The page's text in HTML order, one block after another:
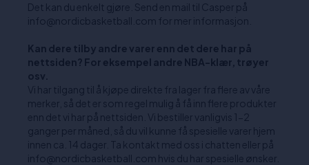
Det kan du enkelt gjøre. Send en mail til Casper på
info@nordicbasketball.com for mer informasjon.
Kan dere tilby andre varer enn det dere har på
nettsiden? For eksempel andre NBA-klær, trøyer
osv.
Vi har tilgang til å kjøpe direkte fra lager fra flere av våre
merker, så det er som regel mulig å få inn flere produkter
enn det vi har på nettsiden. Vi bestiller vanligvis 1-2
ganger per måned, så du vil kunne få spesielle varer hjem
innen ca. 14 dager. Ta kontakt med oss i chatten eller på
info@nordicbasketball.com hvis du har spesielle ønsker.